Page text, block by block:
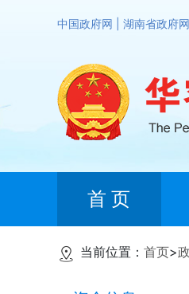
中国政府网 湖南省政府网
首 页
当前位置： 首页>